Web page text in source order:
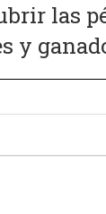
las
y